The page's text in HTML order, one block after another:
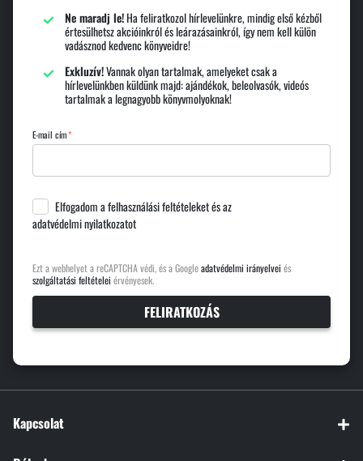
Ne maradj le!Ha feliratkozol hírlevelünkre, mindig első kézből
értesülhetsz akcióinkról és leárazásainkról, így nem kell külön
vadásznod kedvenc könyveidre!
Exkluzív!Vannak olyan tartalmak, amelyeket csak a
hírlevelünkben küldünk majd: ajándékok, beleolvasók, videós
tartalmak a legnagyobb könyvmolyoknak!
E-mail cím
Elfogadom afelhasználási feltételeketés az
adatvédelmi nyilatkozatot
Ezt a webhelyet a reCAPTCHA védi, és a Googleadatvédelmi irányelvei és
szolgáltatási feltételei érvényesek.
FELIRATKOZÁS
Kapcsolat